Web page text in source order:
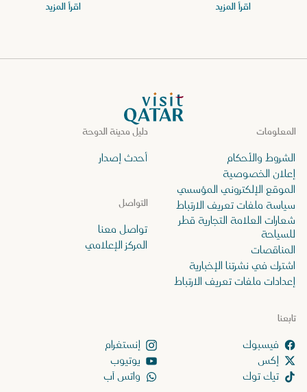
اقرأ المزيد اقرأ المزيد
الصفحة الرئيسية لموقع VisitQatar
دليل مدينة الدوحة
أحدث إصدار
تابعنا
إنستغرام
إكس
يوتيوب
تيك توك
واتس آب
التواصل
تواصل معنا
المركز الإعلامي
المعلومات
الشروط والأحكام
إعلان الخصوصية
الموقع الإلكتروني المؤسسي
سياسة ملفات تعريف الارتباط
شعارات العلامة التجارية قطر
للسياحة
المناقصات
اشترك في نشرتنا الإخبارية
إعدادات ملفات تعريف الارتباط